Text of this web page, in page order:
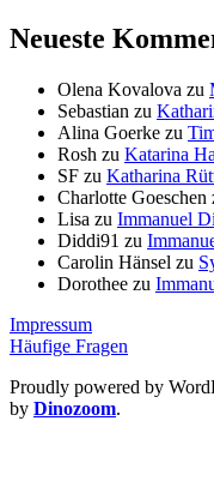
Neueste
Olena Kovalova zu
Sebastian zu
Alina Goerke zu
Rosh zu Katarina
SF zu Katharina
Charlotte Goeschen
Lisa zu Immanuel
Diddi91 zu
Carolin Hänsel zu
Dorothee zu
Impressum
Häufige Fragen
Proudly powered by
by Dinozoom.